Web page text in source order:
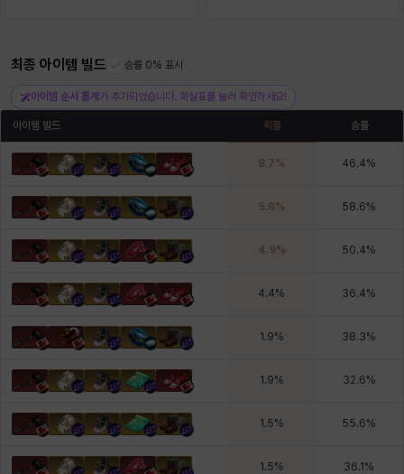
헤이즈 헨리 현우
최종 아이템 빌드 승률 0% 표시
아이템 순서 통계 가 추가되었습니다. 화살표를 눌러 확인하세요!
아이템 빌드 픽률 승률
8.7% 46.4%
5.8% 58.6%
4.9% 50.4%
4.4% 36.4%
1.9% 38.3%
1.9% 32.6%
1.5% 55.6%
1.5% 36.1 %